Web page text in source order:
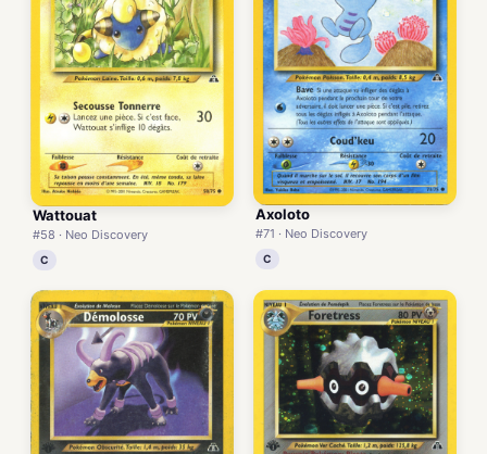
Wattouat
#58 · Neo Discovery
C
Axoloto
#71 · Neo Discovery
C